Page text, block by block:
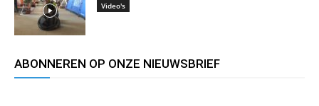
Video's
ABONNEREN OP ONZE NIEUWSBRIEF